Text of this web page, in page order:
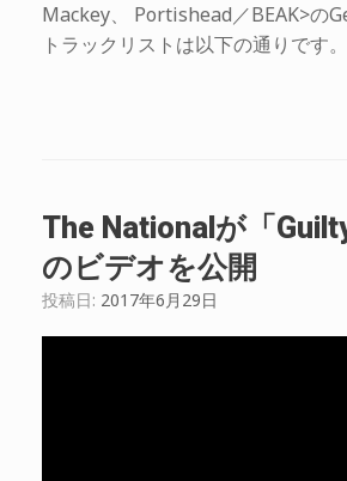
Mackey、 Portishead／BEAK>の
トラックリストは以下の通りです。
The Nationalが「
のビデオを公開
投稿日: 2017年6月29日